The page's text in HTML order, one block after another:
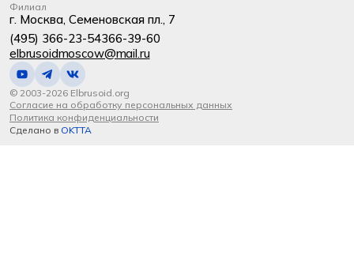
Филиал
г. Москва, Семеновская пл., 7
(495) 366-23-54366-39-60
elbrusoidmoscow@mail.ru
© 2003-2026 Elbrusoid.org
Согласие на обработку персональных данных
Политика конфиденциальности
Сделано в OKTTA